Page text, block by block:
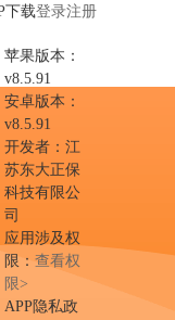
登录注册
下载
苹果版本：
v8.5.91
安卓版本：
v8.5.91
开发者：江
苏东大正保
科技有限公
司
应用涉及权
限： 查看权
限>
APP隐私政